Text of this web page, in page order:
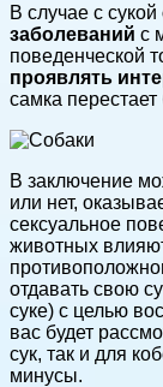
В случае с сукой
заболеваний с
поведенческой
проявлять
самка
В заключение
или нет,
сексуальное
животных
отдавать свою
суке) с целью
вас будет
сук, так и для
минусы.